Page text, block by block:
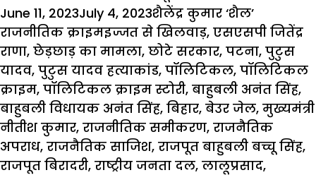
Posted
on
June 11, 2023July 4, 2023Author
शैलेंद्र कुमार ‘शैल’
राजनीतिक क्राइमTags
इज्जत से खिलवाड़, एसएसपी जितेंद्र
राणा, छेड़छाड़ का मामला, छोटे सरकार, पटना, पुटुस
यादव, पुटुस यादव हत्याकांड, पॉलिटिकल, पॉलिटिकल
क्राइम, पॉलिटिकल क्राइम स्टोरी, बाहुबली अनंत सिंह,
बाहुबली विधायक अनंत सिंह, बिहार, बेउर जेल, मुख्यमंत्री
नीतीश कुमार, राजनीतिक समीकरण, राजनैतिक
अपराध, राजनैतिक साजिश, राजपूत बाहुबली बच्चू सिंह,
राजपूत बिरादरी, राष्ट्रीय जनता दल, लालूप्रसाद,